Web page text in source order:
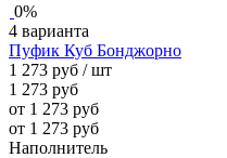
0%
4 варианта
Пуфик Куб Бонджорно
1 273 руб / шт
1 273 руб
от 1 273 руб
от 1 273 руб
Наполнитель